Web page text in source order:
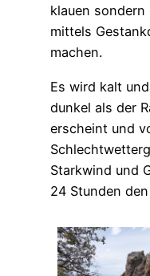
klauen sondern
mittels
machen.
Es wird kalt
dunkel als der
erscheint und
Starkwind und
24 Stunden